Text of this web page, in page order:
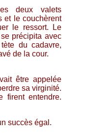
deux valets
et le couchèrent
le ressort. Le
précipita avec
du cadavre,
de la cour.
être appelée
sa virginité.
firent entendre.
succès égal.